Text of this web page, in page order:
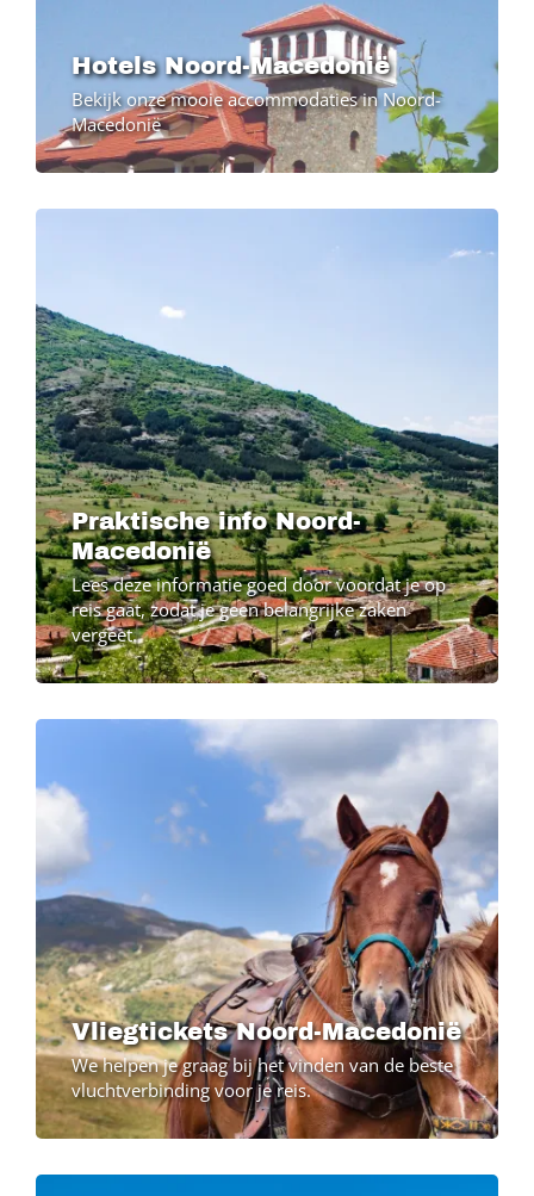
Hotels Noord-Macedonië
Bekijk onze mooie accommodaties in Noord-
Macedonië
Praktische info Noord-
Macedonië
Lees deze informatie goed door voordat je op
reis gaat, zodat je geen belangrijke zaken
vergeet.
Image
Vliegtickets Noord-Macedonië
We helpen je graag bij het vinden van de beste
vluchtverbinding voor je reis.
Image